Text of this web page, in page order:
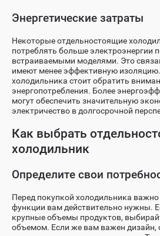
Энергетические затраты
Некоторые отдельностоящие
потреблять больше электроэнергии
встраиваемыми моделями. Это
имеют менее эффективную
холодильника стоит обратить
энергопотребления. Более
могут обеспечить значительную
электричество в долгосрочной
Как выбрать
холодильник
Определите свои
Перед покупкой холодильника важно
функции вам действительно нужны.
крупные объемы продуктов,
объемом. Если же вам важен дизайн,